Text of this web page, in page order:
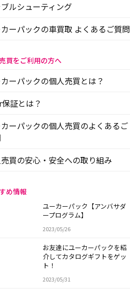
ブルシューティング
ーパックの車買取 よくあるご質問
買をご利用の方へ
ーパックの個人売買とは？
証とは？
ーパックの個人売買のよくあるご
買の安心・安全への取り組み
め情報
ユーカーパック【アンバサダ
ープログラム】
2023/05/26
お友達にユーカーパックを紹
介してカタログギフトをゲッ
ト！
2023/05/31